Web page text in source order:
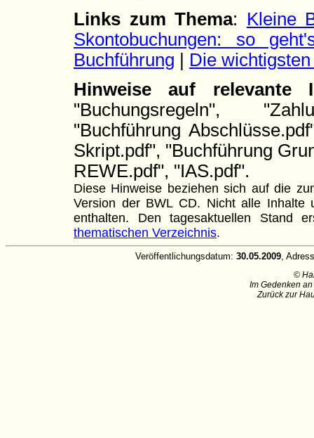
Links zum Thema: Kleine
Skontobuchungen: so
Buchführung | Die
Hinweise auf
"Buchungsregeln",
"Buchführung
Skript.pdf", "Buchführung
REWE.pdf", "IAS.pdf".
Diese Hinweise beziehen sich auf die
Version der BWL CD. Nicht alle Inhalte
enthalten. Den tagesaktuellen Stand
thematischen Verzeichnis.
Veröffentlichungsdatum: 30.05.2009,
©
Im Gedenken
Zurück zur